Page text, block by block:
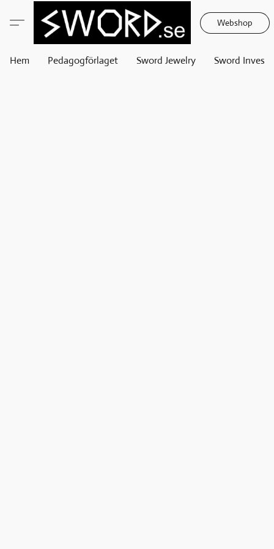
Webshop
Hem Pedagogförlaget Sword Jewelry Sword Invest